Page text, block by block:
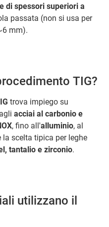
di spessori superiori a
passata (non si usa per
mm).
TIG?
trova impiego su
acciai al carbonio e
, fino all'alluminio, al
la scelta tipica per leghe
tantalio e zirconio.
utilizzano il